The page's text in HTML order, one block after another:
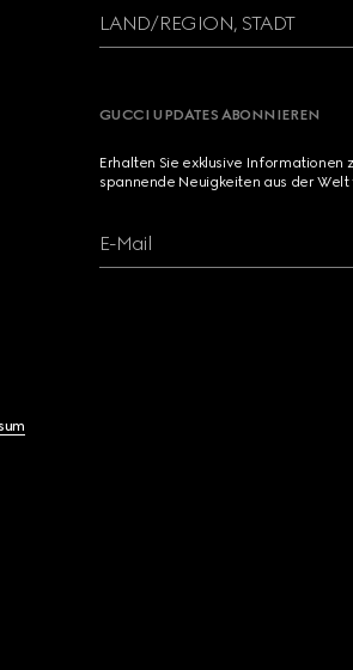
LAND/REGION, STADT
GUCCI UPDATES ABONNIEREN
Erhalten Sie exklusive
spannende Neuigkeiten aus der Welt
E-Mail